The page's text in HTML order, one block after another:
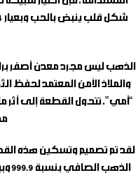
الذهب ليس مجرد معدن أصفر براق
والملاذ الآمن المعتمد لحفظ
“أمي”، تتحول القطعة إلى
لقد تم تصميم وتسكين هذه